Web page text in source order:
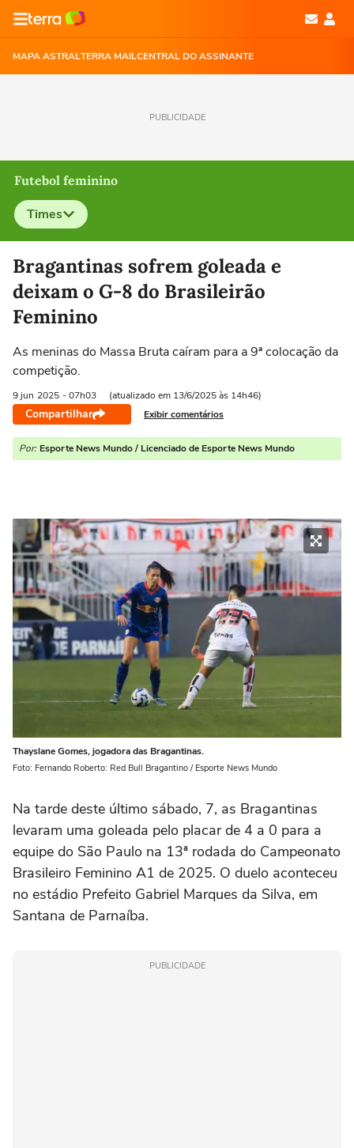
MAPA ASTRALTERRA MAILCENTRAL DO ASSINANTE
PUBLICIDADE
Futebol feminino
Times
Selecione o time para ver as notícias
Bragantinas sofrem goleada e
deixam o G-8 do Brasileirão
Feminino
As meninas do Massa Bruta caíram para a 9ª colocação da
competição.
9 jun 2025 - 07h03 (atualizado em 13/6/2025 às 14h46)
Compartilhar Exibir comentários
Por: Esporte News Mundo / Licenciado de Esporte News Mundo
Thayslane Gomes, jogadora das Bragantinas.
Foto: Fernando Roberto: Red Bull Bragantino / Esporte News Mundo
Na tarde deste último sábado, 7, as Bragantinas
levaram uma goleada pelo placar de 4 a 0 para a
equipe do São Paulo na 13ª rodada do Campeonato
Brasileiro Feminino A1 de 2025. O duelo aconteceu
no estádio Prefeito Gabriel Marques da Silva, em
Santana de Parnaíba.
PUBLICIDADE